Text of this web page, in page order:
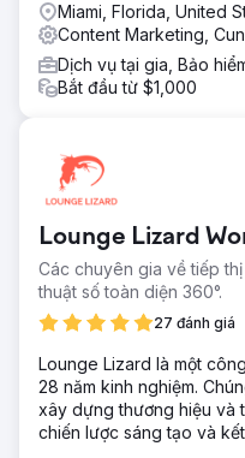
Miami, Florida, United
Content Marketing,
Dịch vụ tại gia, Bảo
Bắt đầu từ $1,000
Lounge Lizard
Các chuyên gia về tiếp
thuật số toàn diện 360°.
27 đánh giá
Lounge Lizard là một
28 năm kinh nghiệm.
xây dựng thương hiệu và
chiến lược sáng tạo và